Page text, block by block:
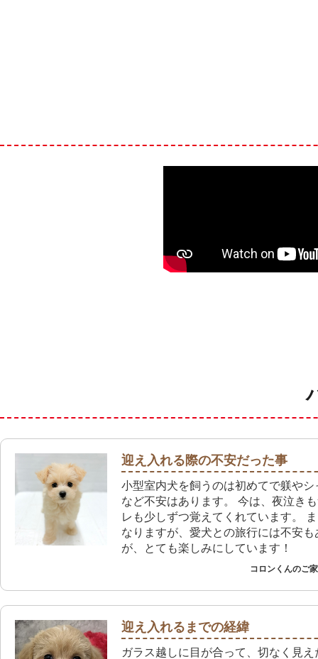
迎え入れる際の不安だった事
小型室内犬を飼うのは初めてで躾やシ
など不安はあります。 今は、夜泣き
レも少しずつ覚えてくれています。
なりますが、愛犬との旅行には不安も
が、とても楽しみにしています！
コロンくんのご
迎え入れるまでの経緯
ガラス越しに目が合って、切なく見え